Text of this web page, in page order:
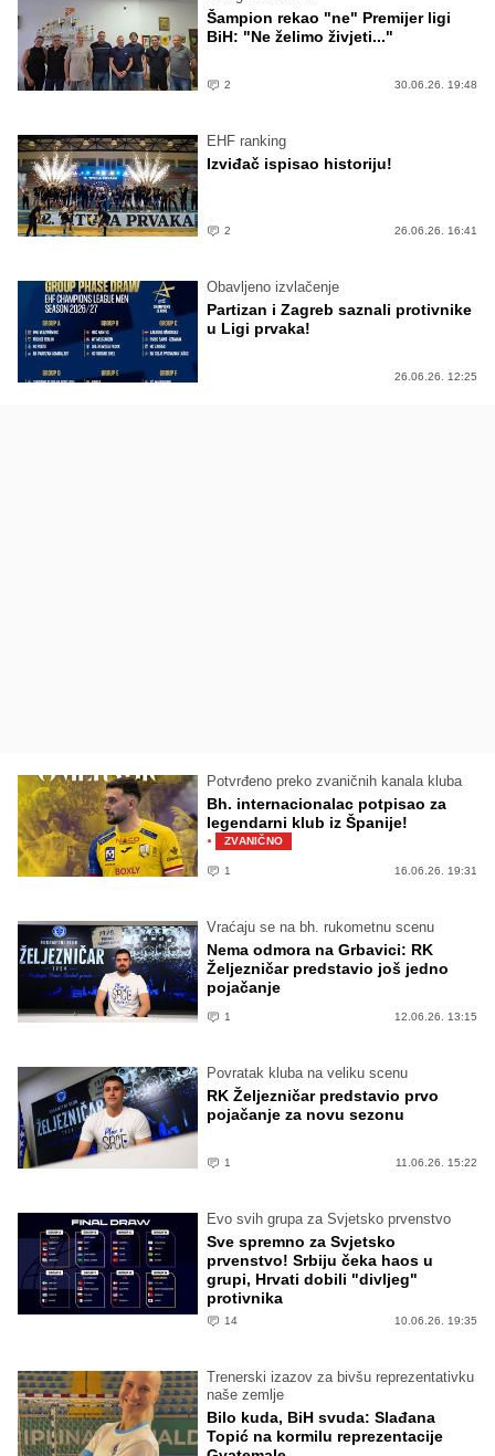
Šampion rekao "ne" Premijer ligi
BiH: "Ne želimo živjeti..."
2 30.06.26. 19:48
EHF ranking
Izviđač ispisao historiju!
2 26.06.26. 16:41
Obavljeno izvlačenje
Partizan i Zagreb saznali protivnike
u Ligi prvaka!
26.06.26. 12:25
Potvrđeno preko zvaničnih kanala kluba
Bh. internacionalac potpisao za
legendarni klub iz Španije!
· ZVANIČNO
1 16.06.26. 19:31
Vraćaju se na bh. rukometnu scenu
Nema odmora na Grbavici: RK
Željezničar predstavio još jedno
pojačanje
1 12.06.26. 13:15
Povratak kluba na veliku scenu
RK Željezničar predstavio prvo
pojačanje za novu sezonu
1 11.06.26. 15:22
Evo svih grupa za Svjetsko prvenstvo
Sve spremno za Svjetsko
prvenstvo! Srbiju čeka haos u
grupi, Hrvati dobili "divljeg"
protivnika
14 10.06.26. 19:35
Trenerski izazov za bivšu reprezentativku
naše zemlje
Bilo kuda, BiH svuda: Slađana
Topić na kormilu reprezentacije